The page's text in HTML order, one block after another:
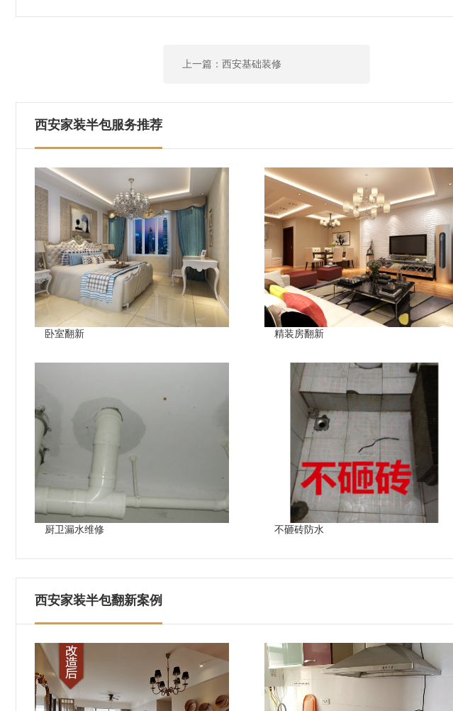
上一篇：西安基础装修
西安家装半包服务推荐
卧室翻新 精装房翻新
厨卫漏水维修 不砸砖防水
西安家装半包翻新案例